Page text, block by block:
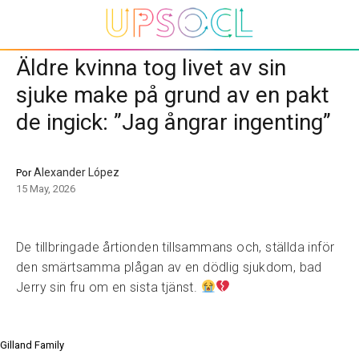
Äldre kvinna tog livet av sin
sjuke make på grund av en pakt
de ingick: ”Jag ångrar ingenting”
PorAlexander López
15 May, 2026
De tillbringade årtionden tillsammans och, ställda inför
den smärtsamma plågan av en dödlig sjukdom, bad
Jerry sin fru om en sista tjänst.
Gilland Family